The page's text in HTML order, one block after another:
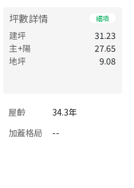
坪數詳情 細項
建坪
31.23
主+陽
27.65
地坪
9.08
屋齡
34.3年
加蓋格局
--